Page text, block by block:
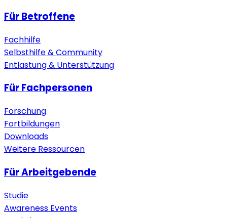
Für Betroffene
Fachhilfe
Selbsthilfe & Community
Entlastung & Unterstützung
Für Fachpersonen
Forschung
Fortbildungen
Downloads
Weitere Ressourcen
Für Arbeitgebende
Studie
Awareness Events